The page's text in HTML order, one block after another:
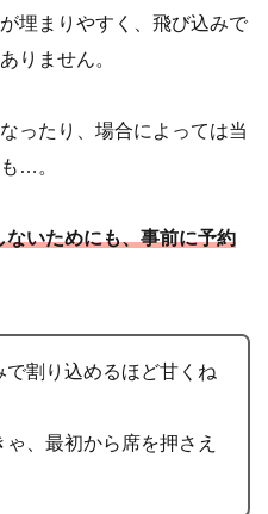
埋まりやすく、飛び込みで
りません。
ったり、場合によっては当
…。
いためにも、事前に予約
で割り込めるほど甘くね
、最初から席を押さえ